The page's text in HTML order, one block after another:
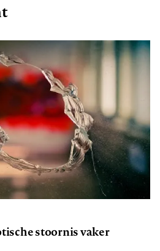
stoornis vaker